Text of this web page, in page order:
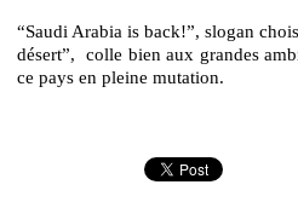
“Saudi Arabia is back!”, slogan
désert”, colle bien aux grandes
ce pays en pleine mutation.